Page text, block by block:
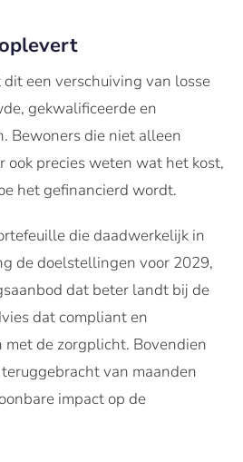
een verschuiving van losse
gekwalificeerde en
Bewoners die niet alleen
ook precies weten wat het kost,
het gefinancierd wordt.
die daadwerkelijk in
de doelstellingen voor 2029,
dat beter landt bij de
dat compliant en
de zorgplicht. Bovendien
van maanden
impact op de